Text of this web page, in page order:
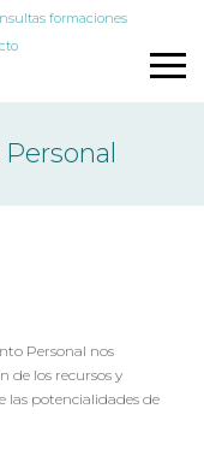
formaciones
Personal nos
de los recursos y
las potencialidades de